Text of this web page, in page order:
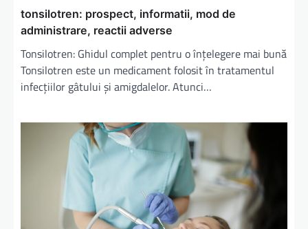
tonsilotren: prospect, informatii, mod de
administrare, reactii adverse
Tonsilotren: Ghidul complet pentru o înțelegere mai bună
Tonsilotren este un medicament folosit în tratamentul
infecțiilor gâtului și amigdalelor. Atunci…